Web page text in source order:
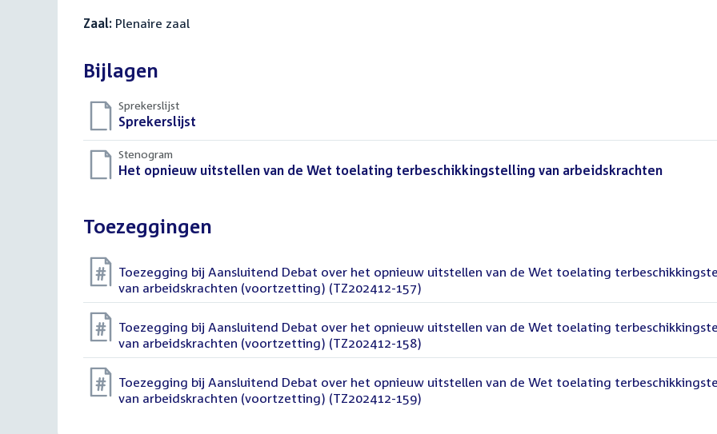
Zaal: Plenaire zaal
Bijlagen
Sprekerslijst
Download
bestand:
Sprekerslijst
Stenogram
Download
Het opnieuw uitstellen van de Wet toelating terbeschikkingstelling van arbeidskrachten
Toezeggingen
Toezegging bij Aansluitend Debat over het opnieuw uitstellen van de Wet toelating
van arbeidskrachten (voortzetting) (TZ202412-157)
Toezegging bij Aansluitend Debat over het opnieuw uitstellen van de Wet toelating
van arbeidskrachten (voortzetting) (TZ202412-158)
Toezegging bij Aansluitend Debat over het opnieuw uitstellen van de Wet toelating
van arbeidskrachten (voortzetting) (TZ202412-159)